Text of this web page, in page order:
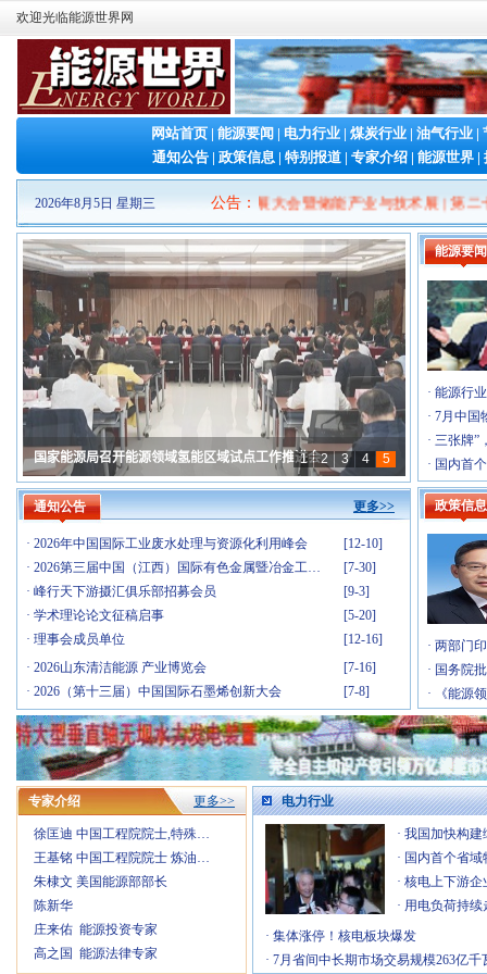
欢迎光临能源世界网
网站首页 | 能源要闻 | 电力行业 | 煤炭行业 | 油气行业 |
通知公告 | 政策信息 | 特别报道 | 专家介绍 | 能源世界 |
2026年8月5日 星期三 公告 ：
2026第二届新型储能泰山发展大会暨储能产业与技术展|第二十三
通知公告 更多>>
·2026山东清洁能源 产业博览会
[7-16]
·2026（第十三届）中国国际石墨烯创新大会
[7-8]
·2026第二届新型储能泰山发展大会暨储能产业与…
[6-26]
第二十三届中国国际电力产业博览会暨绿色能源…
[5-6]
Fac Tec China电子工厂设施展
[4-30]
· IOTE 2026 第二十五届国际物联网展・深…
[4-23]
·第六届广州军民两用油库技术装备展览会
[3-26]
·2026中国(上海)国际核能产业博览会
[2-26]
·2026第八届民用航空发动机与燃气轮机大会暨涡…
[1-21]
·
第十九届(2026)国际太阳能光伏和智慧能源&储…
[1-8]
·2026年国际气体产业链展览交易会
[1-6]
·第四届中国国际储能产业博览会
[12-31]
·2026中国智慧能源大会暨展览会
[12-26]
·第二十三届中国国际电力产业博览会暨绿色能源…
[5-6]
·Fac Tec China电子工厂设施展
[4-30]
·IOTE 2026 第二十五届国际物联网展・深…
[4-23]
·第六届广州军民两用油库技术装备展览会
[3-26]
[2-26]
2026第八届民用航空发动机与燃气轮机大会暨涡…
[1-21]
第十九届(2026)国际太阳能光伏和智慧能源&储…
[1-8]
[1-6]
[12-31]
[12-26]
2026年中国国际工业废水处理与资源化利用峰会 [12-10]
能源要闻
· 能源行
· 7月中国
· 三张牌”
· 国内首
政策信息
· 两部门
· 国务院
·
《能源
专家介绍 更多>>
徐匡迪 中国工程院院士,特殊…
王基铭 中国工程院院士 炼油…
朱棣文 美国能源部部长
陈新华
庄来佑 能源投资专家
高之国 能源法律专家
电力行业
· 我国加快构
· 国内首个省
· 核电上下游
· 用电负荷持
· 集体涨停！核电板块爆发
· 7月省间中长期市场交易规模263亿千